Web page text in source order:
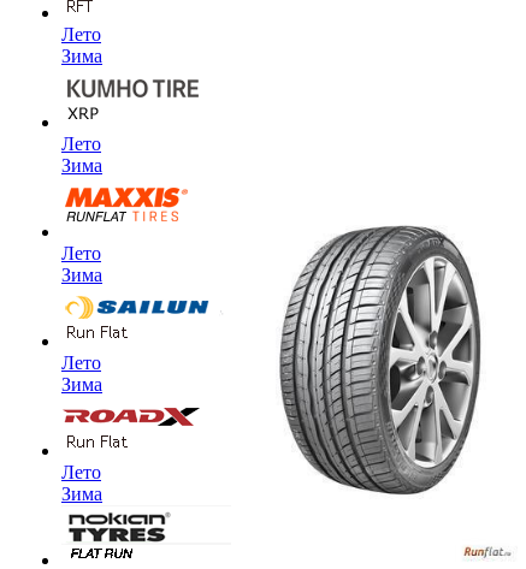
Лето
Зима
Лето
Зима
Лето
Зима
Лето
Зима
Лето
Зима